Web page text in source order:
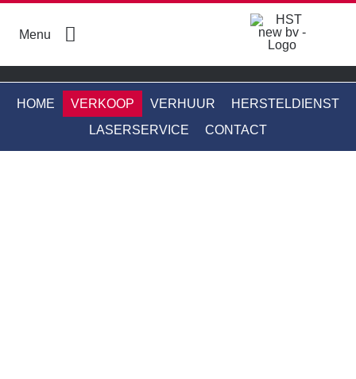
Menu
HOME VERKOOP VERHUUR
HERSTELDIENST
LASERSERVICE
CONTACT